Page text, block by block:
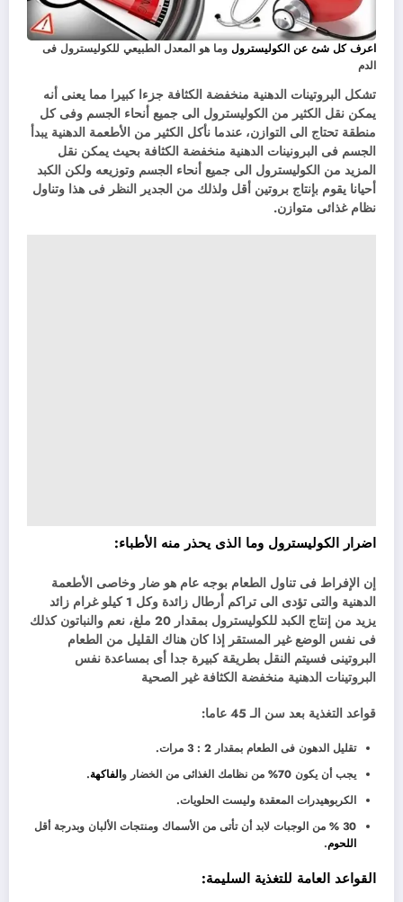
اعرف كل شئ عن الكوليسترول وما هو المعدل الطبيعي للكوليسترول فى
الدم
تشكل البروتينات الدهنية منخفضة الكثافة جزءا كبيرا مما يعنى أنه
يمكن نقل الكثير من الكوليسترول الى جميع أنحاء الجسم وفى كل
منطقة تحتاج الى التوازن، عندما نأكل الكثير من الأطعمة الدهنية يبدأ
الجسم فى البرونينات الدهنية منخفضة الكثافة بحيث يمكن نقل
المزيد من الكوليسترول الى جميع أنحاء الجسم وتوزيعه ولكن الكبد
أحيانا يقوم بإنتاج بروتين أقل ولذلك من الجدير النظر فى هذا وتناول
نظام غذائى متوازن.
اضرار الكوليسترول وما الذى يحذر منه الأطباء:
إن الإفراط فى تناول الطعام بوجه عام هو ضار وخاصى الأطعمة
الدهنية والتى تؤدى الى تراكم أرطال زائدة وكل 1 كيلو غرام زائد
يزيد من إنتاج الكبد للكوليسترول بمقدار 20 ملغ، نعم والنباتون كذلك
فى نفس الوضع غير المستقر إذا كان هناك القليل من الطعام
البروتينى فسيتم النقل بطريقة كبيرة جدا أى بمساعدة نفس
البروتينات الدهنية منخفضة الكثافة غير الصحية
قواعد التغذية بعد سن الـ 45 عاما:
تقليل الدهون فى الطعام بمقدار 2 : 3 مرات.
يجب أن يكون 70% من نظامك الغذائى من الخضار و
الفاكهة.
الكربوهيدرات المعقدة وليست الحلويات.
30 % من الوجبات لابد أن تأتى من الأسماك ومنتجات الألبان وبدرجة أقل
اللحوم.
القواعد العامة للتغذية السليمة: